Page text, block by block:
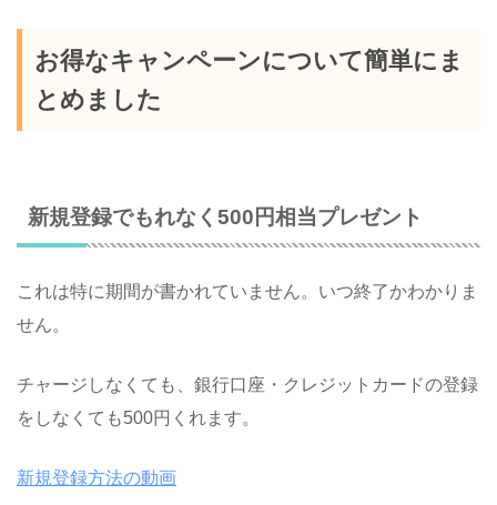
お得なキャンペーンについて簡単にま
とめました
新規登録でもれなく500円相当プレゼント
これは特に期間が書かれていません。いつ終了かわかりま
せん。
チャージしなくても、銀行口座・クレジットカードの登録
をしなくても500円くれます。
新規登録方法の動画